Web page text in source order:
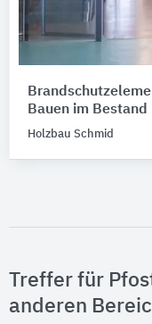
Bauen im Bestand
Holzbau Schmid
Treffer für
anderen